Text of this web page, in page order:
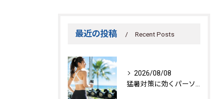
最近の投稿 Recent Posts
2026/08/08